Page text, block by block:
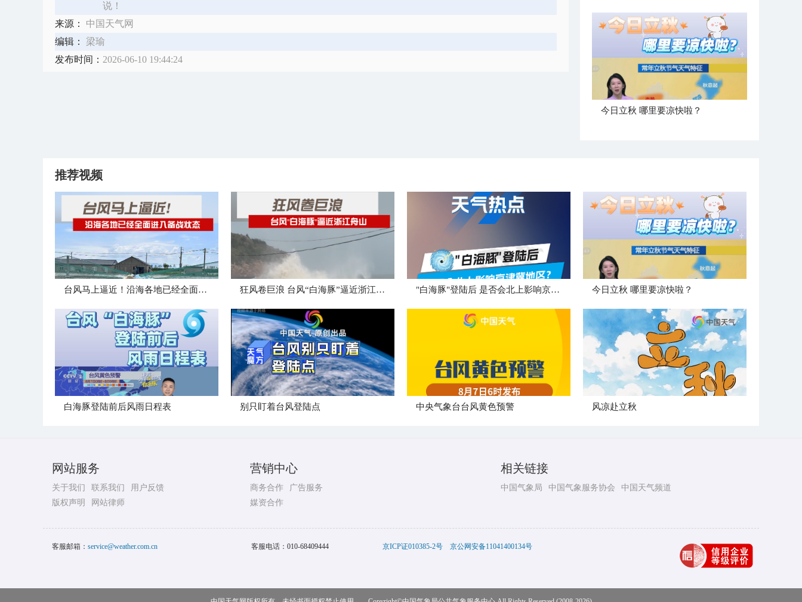
说！
来源：
中国天气网
编辑：
梁瑜
发布时间： 2026-06-10 19:44:24
今日立秋 哪里要凉快啦？
推荐视频
台风马上逼近！沿海各地已经全面进入备战状态 狂风卷巨浪 台风“白海豚”逼近浙江舟山 "白海豚"登陆后 是否会北上影响京津冀地区？ 今日立秋 哪里要凉快啦？
白海豚登陆前后风雨日程表 别只盯着台风登陆点 ​中央气象台台风黄色预警 风凉赴立秋
网站服务
关于我们 联系我们
用户反馈
版权声明
网站律师
营销中心
商务合作
广告服务
媒资合作
相关链接
中国气象局 中国气象服务协会 中国天气频道
客服邮箱： service@weather.com.cn 客服电话： 010-68409444 京ICP证010385-2号 京公网安备11041400134号